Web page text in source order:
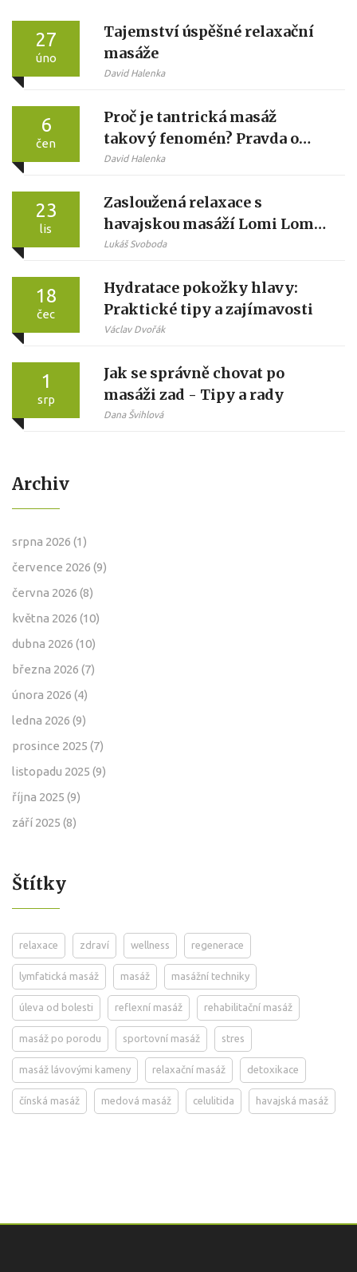
27
úno
Tajemství úspěšné relaxační
masáže
David Halenka
6
čen
Proč je tantrická masáž
takový fenomén? Pravda o
uvolnění a propojení
David Halenka
23
lis
Zasloužená relaxace s
havajskou masáží Lomi Lomi
na luxusní úrovni
Lukáš Svoboda
18
čec
Hydratace pokožky hlavy:
Praktické tipy a zajímavosti
Václav Dvořák
1
srp
Jak se správně chovat po
masáži zad - Tipy a rady
Dana Švihlová
Archiv
srpna 2026 (1)
července 2026 (9)
června 2026 (8)
května 2026 (10)
dubna 2026 (10)
března 2026 (7)
února 2026 (4)
ledna 2026 (9)
prosince 2025 (7)
listopadu 2025 (9)
října 2025 (9)
září 2025 (8)
Štítky
relaxace zdraví wellness regenerace
lymfatická masáž masáž masážní techniky
úleva od bolesti reflexní masáž rehabilitační masáž
masáž po porodu sportovní masáž stres
masáž lávovými kameny relaxační masáž detoxikace
čínská masáž medová masáž celulitida havajská masáž